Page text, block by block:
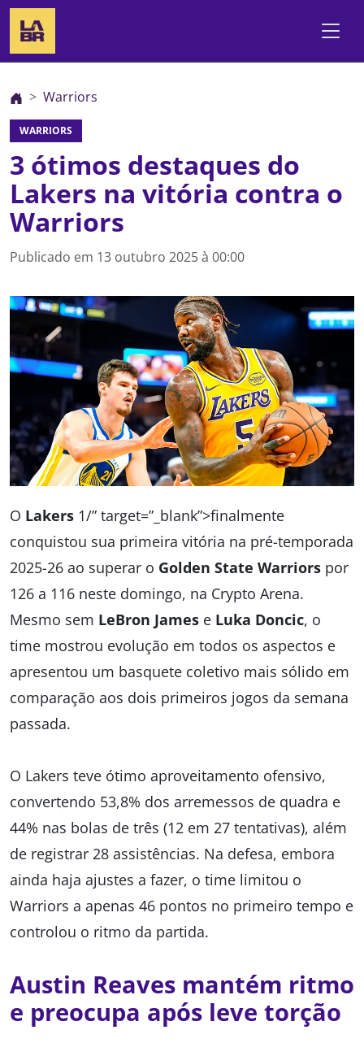
Warriors
WARRIORS
3 ótimos destaques do
Lakers na vitória contra o
Warriors
Publicado em 13 outubro 2025 à 00:00
O Lakers 1/” target=”_blank”>finalmente
conquistou sua primeira vitória na pré-temporada
2025-26 ao superar o Golden State Warriors por
126 a 116 neste domingo, na Crypto Arena.
Mesmo sem LeBron James e Luka Doncic, o
time mostrou evolução em todos os aspectos e
apresentou um basquete coletivo mais sólido em
comparação aos dois primeiros jogos da semana
passada.
O Lakers teve ótimo aproveitamento ofensivo,
convertendo 53,8% dos arremessos de quadra e
44% nas bolas de três (12 em 27 tentativas), além
de registrar 28 assistências. Na defesa, embora
ainda haja ajustes a fazer, o time limitou o
Warriors a apenas 46 pontos no primeiro tempo e
controlou o ritmo da partida.
Austin Reaves mantém ritmo
e preocupa após leve torção